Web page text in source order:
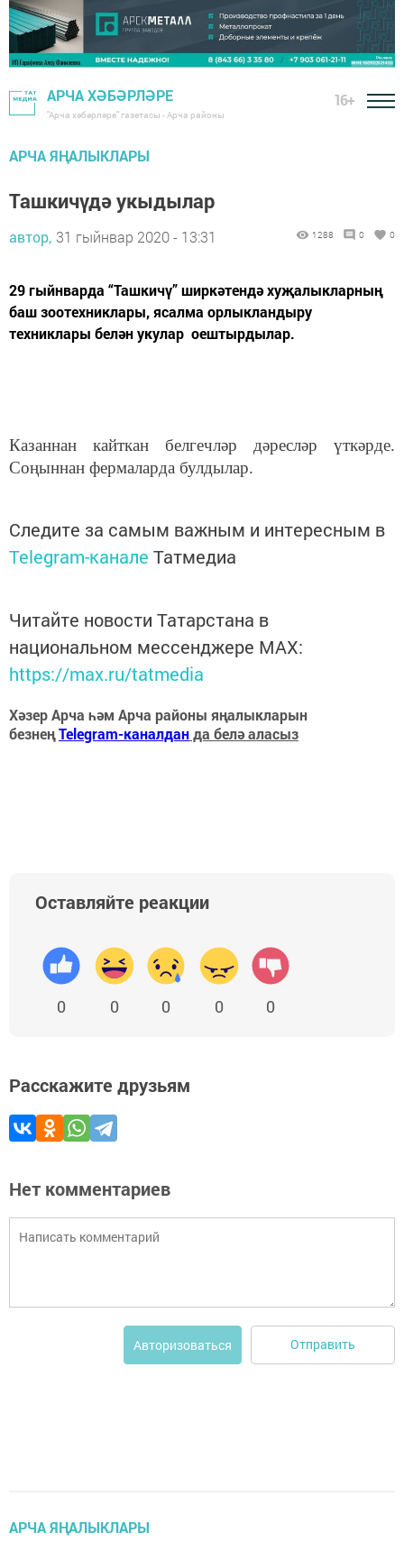
АРЧА ХӘБӘРЛӘРЕ
"Арча хәбәрләре" газетасы - Арча районы
16+
АРЧА ЯҢАЛЫКЛАРЫ
Ташкичүдә укыдылар
автор, 31 гыйнвар 2020 - 13:31 1288 0 0
29 гыйнварда “Ташкичү” ширкәтендә хуҗалыкларның
баш зоотехниклары, ясалма орлыкландыру
техниклары белән укулар оештырдылар.
Казаннан кайткан белгечләр дәресләр үткәрде.
Соңыннан фермаларда булдылар.
Следите за самым важным и интересным в
Telegram-канале Татмедиа
Читайте новости Татарстана в
национальном мессенджере MАХ:
https://max.ru/tatmedia
Хәзер Арча һәм Арча районы яңалыкларын
безнеңTelegram-каналданда белә аласыз
Оставляйте реакции
0 0 0 0 0
Расскажите друзьям
Нет комментариев
Авторизоваться Отправить
АРЧА ЯҢАЛЫКЛАРЫ